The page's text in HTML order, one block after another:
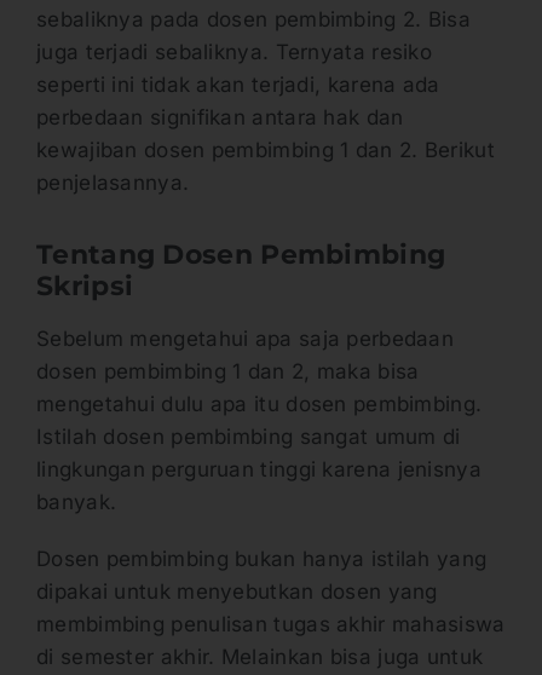
sebaliknya pada dosen pembimbing 2. Bisa
juga terjadi sebaliknya. Ternyata resiko
seperti ini tidak akan terjadi, karena ada
perbedaan signifikan antara hak dan
kewajiban dosen pembimbing 1 dan 2. Berikut
penjelasannya.
Tentang Dosen Pembimbing
Skripsi
Sebelum mengetahui apa saja perbedaan
dosen pembimbing 1 dan 2, maka bisa
mengetahui dulu apa itu dosen pembimbing.
Istilah dosen pembimbing sangat umum di
lingkungan perguruan tinggi karena jenisnya
banyak.
Dosen pembimbing bukan hanya istilah yang
dipakai untuk menyebutkan dosen yang
membimbing penulisan tugas akhir mahasiswa
di semester akhir. Melainkan bisa juga untuk